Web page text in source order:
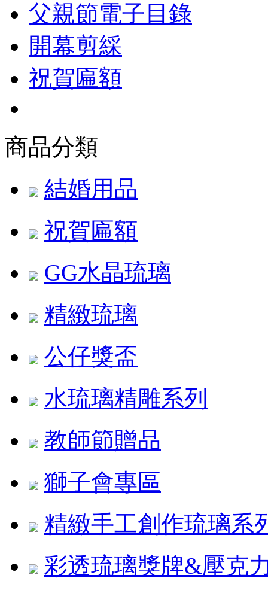
父親節電子目錄
開幕剪綵
祝賀匾額
商品分類
結婚用品
祝賀匾額
GG水晶琉璃
精緻琉璃
公仔獎盃
水琉璃精雕系列
教師節贈品
獅子會專區
精緻手工創作琉璃系
彩透琉璃獎牌&壓克